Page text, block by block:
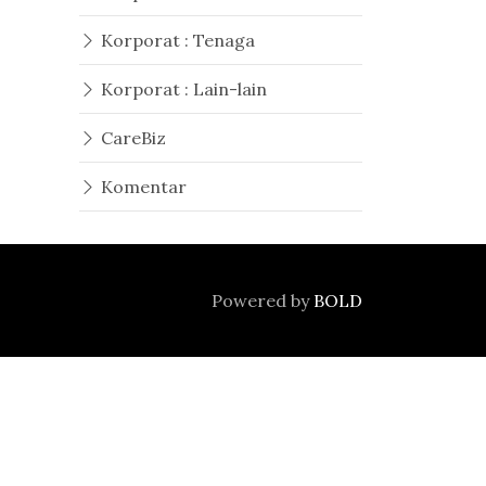
Korporat : Tenaga
Korporat : Lain-lain
CareBiz
Komentar
Powered by BOLD